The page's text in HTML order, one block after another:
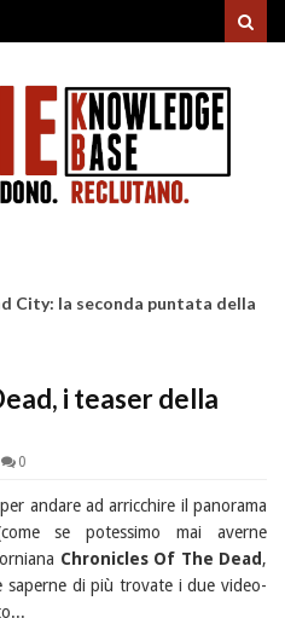
City: la seconda puntata della
i teaser della
0
andare ad arricchire il panorama
se potessimo mai averne
Chronicles Of The Dead,
saperne di più trovate i due video-